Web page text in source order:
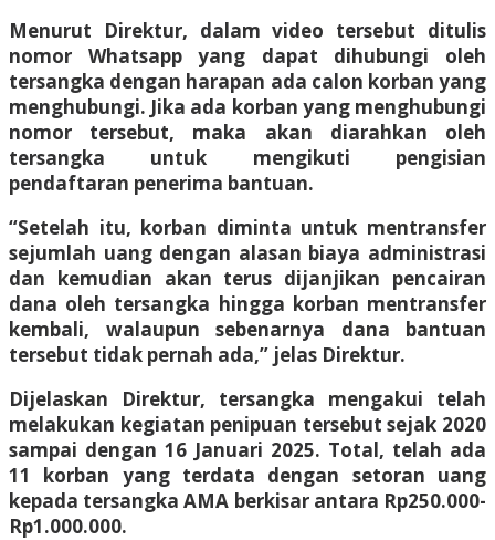
Menurut Direktur, dalam video tersebut ditulis
nomor Whatsapp yang dapat dihubungi oleh
tersangka dengan harapan ada calon korban yang
menghubungi. Jika ada korban yang menghubungi
nomor tersebut, maka akan diarahkan oleh
tersangka untuk mengikuti pengisian
pendaftaran penerima bantuan.
“Setelah itu, korban diminta untuk mentransfer
sejumlah uang dengan alasan biaya administrasi
dan kemudian akan terus dijanjikan pencairan
dana oleh tersangka hingga korban mentransfer
kembali, walaupun sebenarnya dana bantuan
tersebut tidak pernah ada,” jelas Direktur.
Dijelaskan Direktur, tersangka mengakui telah
melakukan kegiatan penipuan tersebut sejak 2020
sampai dengan 16 Januari 2025. Total, telah ada
11 korban yang terdata dengan setoran uang
kepada tersangka AMA berkisar antara Rp250.000-
Rp1.000.000.